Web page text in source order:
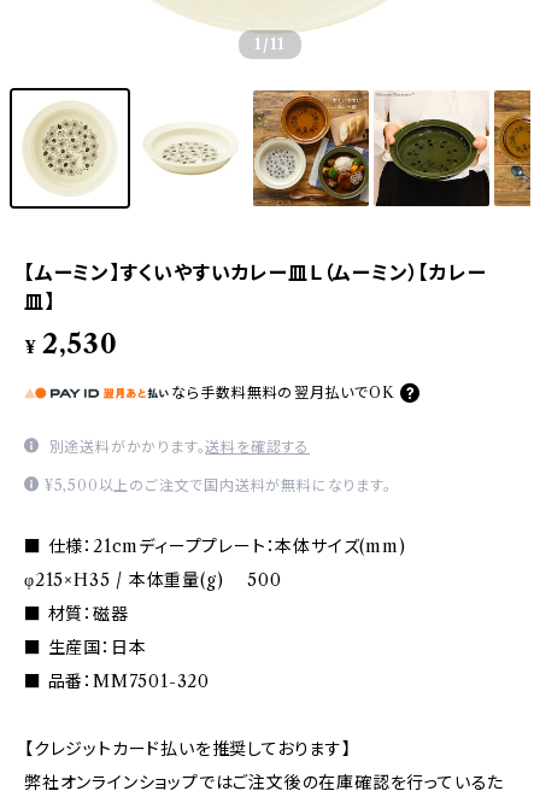
1 /11
【ムーミン】すくいやすいカレー皿Ｌ（ムーミン）【カレー
皿】
¥ 2,530
なら 手数料無料の 翌月払いでOK
別途送料がかかります。送料を確認する
¥5,500以上のご注文で国内送料が無料になります。
■ 仕様：21cmディーププレート：本体サイズ(mm)
φ215×H35 / 本体重量(g) 500
■ 材質：磁器
■ 生産国：日本
■ 品番：MM7501-320
【クレジットカード払いを推奨しております】
弊社オンラインショップではご注文後の在庫確認を行っているた